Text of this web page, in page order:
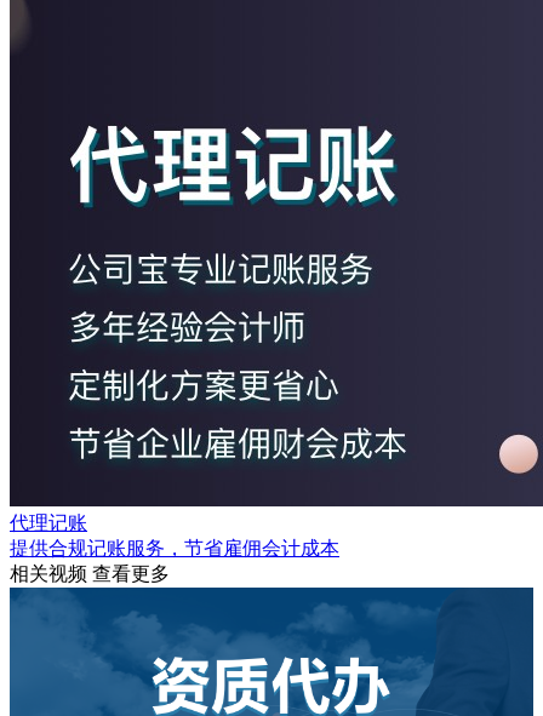
代理记账
提供合规记账服务，节省雇佣会计成本
相关视频 查看更多